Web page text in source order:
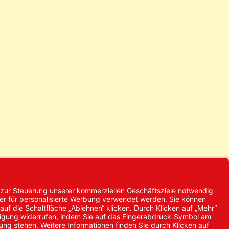
© 2024 Promed
Vertriebsgesellschaft mbH | Alle